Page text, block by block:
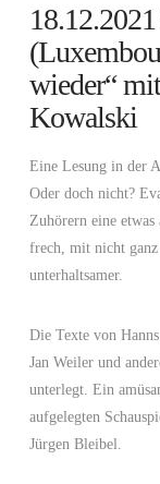
wieder“
Kowalski
Eine Lesung in der
Oder doch nicht?
Zuhörern eine
frech, mit nicht ganz
unterhaltsamer.
Die Texte von
Jan Weiler und
unterlegt. Ein
aufgelegten
Jürgen Bleibel.